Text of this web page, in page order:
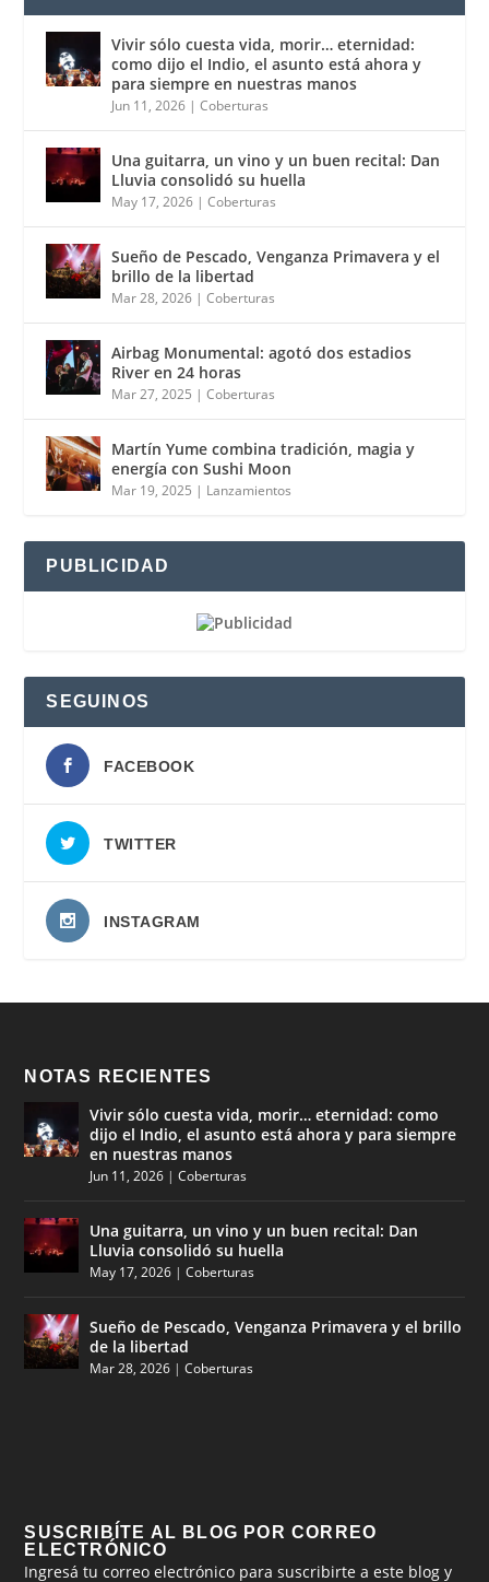
Vivir sólo cuesta vida, morir… eternidad:
como dijo el Indio, el asunto está ahora y
para siempre en nuestras manos
Jun 11, 2026 |Coberturas
Una guitarra, un vino y un buen recital: Dan
Lluvia consolidó su huella
May 17, 2026 |Coberturas
Sueño de Pescado, Venganza Primavera y el
brillo de la libertad
Mar 28, 2026 |Coberturas
Airbag Monumental: agotó dos estadios
River en 24 horas
Mar 27, 2025 |Coberturas
Martín Yume combina tradición, magia y
energía con Sushi Moon
Mar 19, 2025 | Lanzamientos
PUBLICIDAD
SEGUINOS
FACEBOOK
TWITTER
INSTAGRAM
NOTAS RECIENTES
Vivir sólo cuesta vida, morir… eternidad: como
dijo el Indio, el asunto está ahora y para siempre
en nuestras manos
Jun 11, 2026 |Coberturas
Una guitarra, un vino y un buen recital: Dan
Lluvia consolidó su huella
May 17, 2026 |Coberturas
Sueño de Pescado, Venganza Primavera y el brillo
de la libertad
Mar 28, 2026 |Coberturas
SUSCRIBÍTE AL BLOG POR CORREO
ELECTRÓNICO
Ingresá tu correo electrónico para suscribirte a este blog y